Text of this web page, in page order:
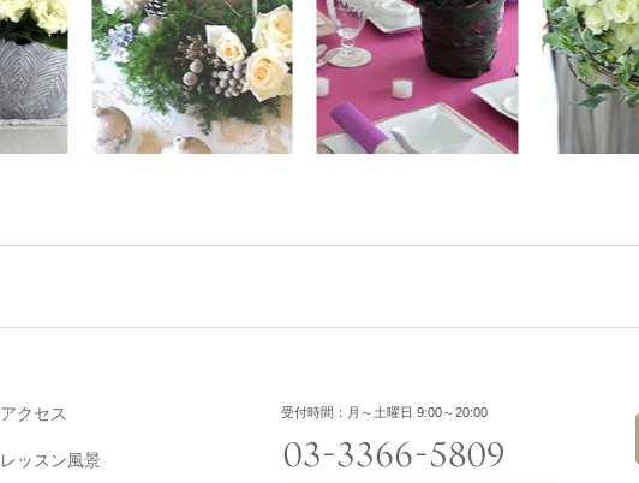
アクセス
レッスン風景
受付時間：月～土曜日 9:00～20:00